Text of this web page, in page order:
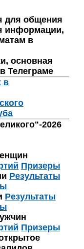
для общения
информации,
в
основная
Телеграме
в
2026
Призеры
Результаты
Результаты
Призеры